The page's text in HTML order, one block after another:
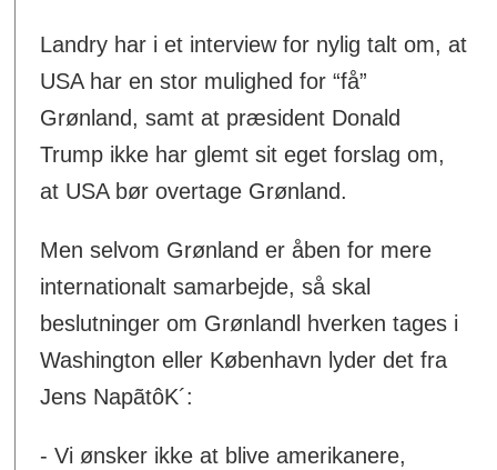
Landry har i et interview for nylig talt om, at
USA har en stor mulighed for “få”
Grønland, samt at præsident Donald
Trump ikke har glemt sit eget forslag om,
at USA bør overtage Grønland.
Men selvom Grønland er åben for mere
internationalt samarbejde, så skal
beslutninger om Grønlandl hverken tages i
Washington eller København lyder det fra
Jens NapãtôK´:
- Vi ønsker ikke at blive amerikanere,